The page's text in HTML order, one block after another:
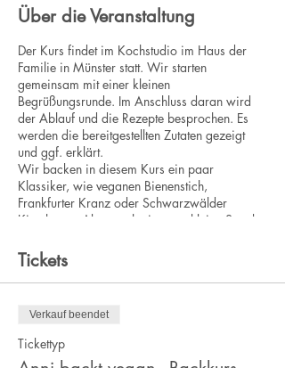
Über die Veranstaltung
Der Kurs findet im Kochstudio im Haus der
Familie in Münster statt. Wir starten
gemeinsam mit einer kleinen
Begrüßungsrunde. Im Anschluss daran wird
der Ablauf und die Rezepte besprochen. Es
werden die bereitgestellten Zutaten gezeigt
und ggf. erklärt.
Wir backen in diesem Kurs ein paar
Klassiker, wie veganen Bienenstich,
Frankfurter Kranz oder Schwarzwälder
Kirschtorte. Aber auch ein paar kleine Snacks,
damit du einen guten Einblick in das vegane
Backen bekommst.
Du wirst bei dem Backkurs in einer Gruppe
mit 2–3 Personen zusammenarbeiten. Ich bin
bei jedem Schritt an deiner Seite und erkläre
dir alles ganz in Ruhe. Du hast während des
Tickets
Verkauf beendet
Tickettyp